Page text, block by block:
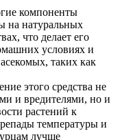
компоненты
на натуральных
что делает его
условиях и
таких как
этого средства не
и вредителями, но и
растений к
температуры и
лучше